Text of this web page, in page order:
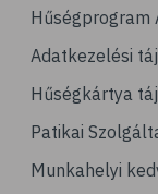
# sípálya
# sífutás
# curling
# Egészség
#
Hűségprogram
Adatkezelési
Hűségkártya
Patikai
Munkahelyi